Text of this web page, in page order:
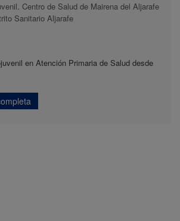
Centro de Salud de Mairena del Aljarafe
Sanitario Aljarafe
en Atención Primaria de Salud desde